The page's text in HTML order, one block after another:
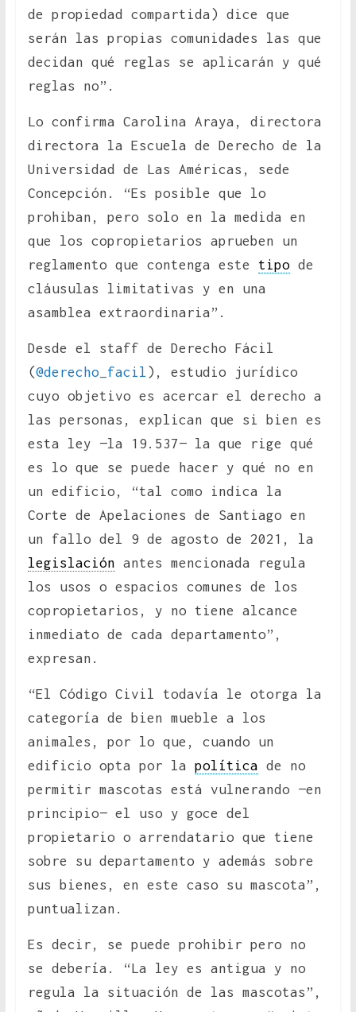
de propiedad compartida) dice que
serán las propias comunidades las que
decidan qué reglas se aplicarán y qué
reglas no”.
Lo confirma Carolina Araya, directora
directora la Escuela de Derecho de la
Universidad de Las Américas, sede
Concepción. “Es posible que lo
prohiban, pero solo en la medida en
que los copropietarios aprueben un
reglamento que contenga este tipode
cláusulas limitativas y en una
asamblea extraordinaria”.
Desde el staff de Derecho Fácil
(@derecho_facil ), estudio jurídico
cuyo objetivo es acercar el derecho a
las personas, explican que si bien es
esta ley —la 19.537— la que rige qué
es lo que se puede hacer y qué no en
un edificio, “tal como indica la
Corte de Apelaciones de Santiago en
un fallo del 9 de agosto de 2021, la
legislación antes mencionada regula
los usos o espacios comunes de los
copropietarios, y no tiene alcance
inmediato de cada departamento”,
expresan.
“El Código Civil todavía le otorga la
categoría de bien mueble a los
animales, por lo que, cuando un
edificio opta por la política de no
permitir mascotas está vulnerando —en
principio— el uso y goce del
propietario o arrendatario que tiene
sobre su departamento y además sobre
sus bienes, en este caso su mascota”,
puntualizan.
Es decir, se puede prohibir pero no
se debería. “La ley es antigua y no
regula la situación de las mascotas”,